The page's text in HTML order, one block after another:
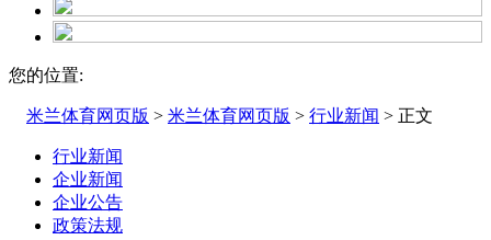
您的位置:
米兰体育网页版 > 米兰体育网页版 > 行业新闻 > 正文
行业新闻
企业新闻
企业公告
政策法规